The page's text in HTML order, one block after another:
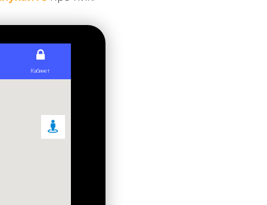
Другою світовою війною і після закінчення
використати при спорудженні другої черги
у 100 метрів і дещо звуженою шириною — трошки
оздоблення виконав відомий скульптор Василь
станція була змонтована цілком зі
дорожчі, а крім того, піддавалися корозії,
інститут".